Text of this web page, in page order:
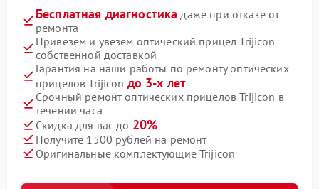
Бесплатная диагностика даже при отказе от
ремонта
Привезем и увезем оптический прицел Trijicon
собственной доставкой
Гарантия на наши работы по ремонту оптических
прицелов Trijicon до 3-х лет
Срочный ремонт оптических прицелов Trijicon в
течении часа
Скидка для вас до 20%
Получите 1500 рублей на ремонт
Оригинальные комплектующие Trijicon